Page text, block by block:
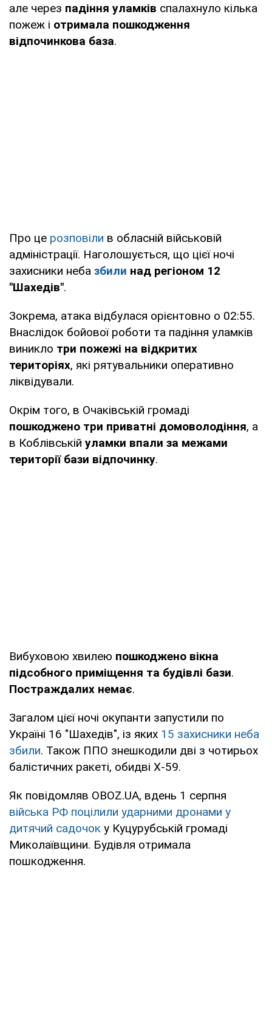
але через падіння уламків спалахнуло кілька
пожеж і отримала пошкодження
відпочинкова база.
Про це розповіли в обласній військовій
адміністрації. Наголошується, що цієї ночі
захисники неба збили над регіоном 12
"Шахедів".
Зокрема, атака відбулася орієнтовно о 02:55.
Внаслідок бойової роботи та падіння уламків
виникло три пожежі на відкритих
територіях, які рятувальники оперативно
ліквідували.
Окрім того, в Очаківській громаді
пошкоджено три приватні домоволодіння, а
в Коблівській уламки впали за межами
території бази відпочинку.
Вибуховою хвилею пошкоджено вікна
підсобного приміщення та будівлі бази.
Постраждалих немає.
Загалом цієї ночі окупанти запустили по
Україні 16 "Шахедів", із яких 15 захисники неба
збили. Також ППО знешкодили дві з чотирьох
балістичних ракеті, обидві Х-59.
Як повідомляв OBOZ.UA, вдень 1 серпня
війська РФ поцілили ударними дронами у
дитячий садочок у Куцурубській громаді
Миколаївщини. Будівля отримала
пошкодження.